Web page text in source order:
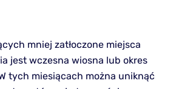
mniej zatłoczone miejsca
jest wczesna wiosna lub okres
tych miesiącach można uniknąć